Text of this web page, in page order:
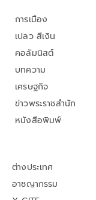
การเมือง
เปลว สีเงิน
คอลัมนิสต์
บทความ
เศรษฐกิจ
ข่าวพระราชสำนัก
หนังสือพิมพ์
ต่างประเทศ
อาชญากรรม